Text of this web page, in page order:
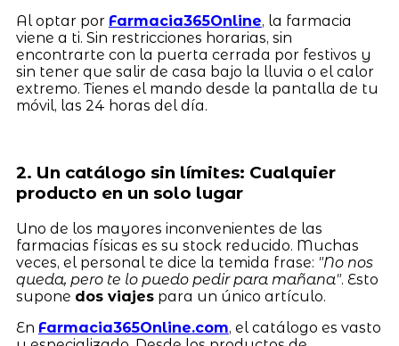
Al optar por Farmacia365Online, la farmacia
viene a ti. Sin restricciones horarias, sin
encontrarte con la puerta cerrada por festivos y
sin tener que salir de casa bajo la lluvia o el calor
extremo. Tienes el mando desde la pantalla de tu
móvil, las 24 horas del día.
2. Un catálogo sin límites: Cualquier
producto en un solo lugar
Uno de los mayores inconvenientes de las
farmacias físicas es su stock reducido. Muchas
veces, el personal te dice la temida frase: "No nos
queda, pero te lo puedo pedir para mañana". Esto
supone dos viajespara un único artículo.
En Farmacia365Online.com, el catálogo es vasto